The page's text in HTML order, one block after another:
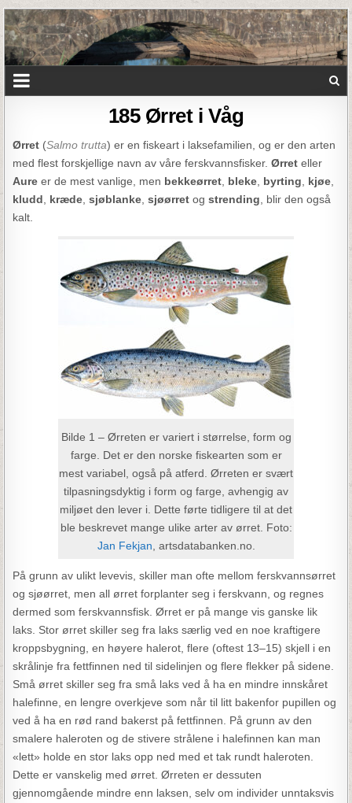
185 Ørret i Våg
Ørret (Salmo trutta) er en fiskeart i laksefamilien, og er den arten
med flest forskjellige navn av våre ferskvannsfisker.Ørret eller
Aure er de mest vanlige, men bekkeørret bleke byrting kjøe
kludd
kræde ,sjøblanke ,sjøørret ogstrending , blir den også
kalt.
Bilde 1 – Ørreten er variert i størrelse, form og
farge. Det er den norske fiskearten som er
mest variabel, også på atferd. Ørreten er svært
tilpasningsdyktig i form og farge, avhengig av
miljøet den lever i. Dette førte tidligere til at det
ble beskrevet mange ulike arter av ørret. Foto:
Jan Fekjan , artsdatabanken.no.
På grunn av ulikt levevis, skiller man ofte mellom ferskvannsørret
og sjøørret, men all ørret forplanter seg i ferskvann, og regnes
dermed som ferskvannsfisk. Ørret er på mange vis ganske lik
laks. Stor ørret skiller seg fra laks særlig ved en noe kraftigere
kroppsbygning, en høyere halerot, flere (oftest 13–15) skjell i en
skrålinje fra fettfinnen ned til sidelinjen og flere flekker på sidene.
Små ørret skiller seg fra små laks ved å ha en mindre innskåret
halefinne, en lengre overkjeve som når til litt bakenfor pupillen og
ved å ha en rød rand bakerst på fettfinnen. På grunn av den
smalere haleroten og de stivere strålene i halefinnen kan man
«lett» holde en stor laks opp ned med et tak rundt haleroten.
Dette er vanskelig med ørret. Ørreten er dessuten
gjennomgående mindre enn laksen, selv om individer unntaksvis